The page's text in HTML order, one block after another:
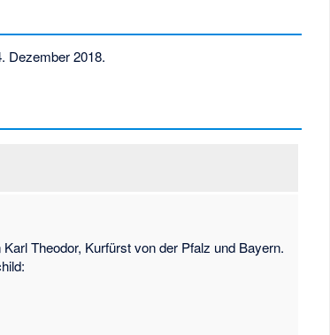
Dezember 2018.
Theodor, Kurfürst von der Pfalz und Bayern.